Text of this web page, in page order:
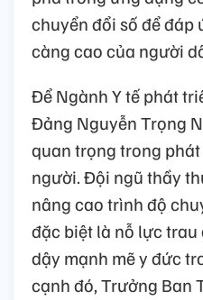
chuyển đổi số để đáp
càng cao của người
Để Ngành Y tế phát
Đảng Nguyễn Trọng
quan trọng trong
người. Đội ngũ thầy
nâng cao trình độ
đặc biệt là nỗ lực
dậy mạnh mẽ y đức
cạnh đó, Trưởng Ban